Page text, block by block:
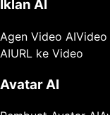
Iklan AI
Agen Video AIVideo
AIURL ke Video
Avatar AI